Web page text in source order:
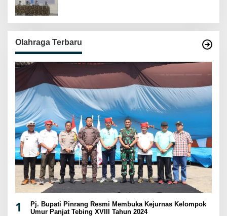
Olahraga Terbaru
1
Pj. Bupati Pinrang Resmi Membuka Kejurnas Kelompok
Umur Panjat Tebing XVIII Tahun 2024